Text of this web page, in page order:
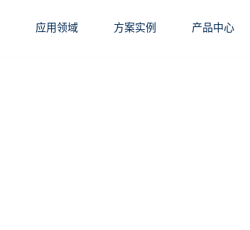
应用领域 方案实例 产品中心